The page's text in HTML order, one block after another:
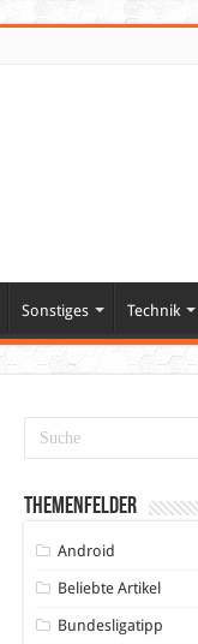
Sonstiges Technik
Themenfelder
Android
Beliebte Artikel
Bundesligatipp